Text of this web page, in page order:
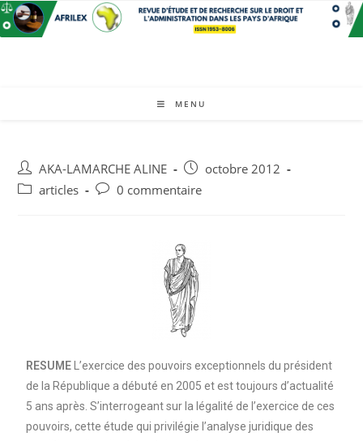
MENU
AKA-LAMARCHE ALINE
octobre 2012
articles
0 commentaire
RESUME L’exercice des pouvoirs exceptionnels du président
de la République a débuté en 2005 et est toujours d’actualité
5 ans après. S’interrogeant sur la légalité de l’exercice de ces
pouvoirs, cette étude qui privilégie l’analyse juridique des